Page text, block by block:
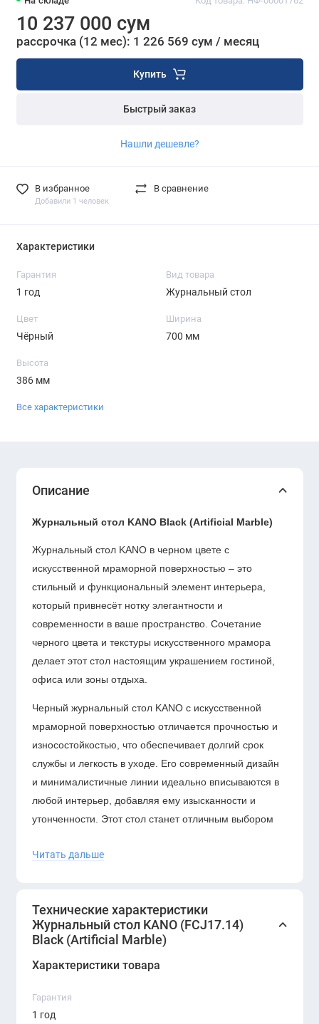
10 237 000 сум
рассрочка (12 мес): 1 226 569 сум / месяц
Купить
Быстрый заказ
Нашли дешевле?
В избранное
Добавили 1 человек
В сравнение
Характеристики
Гарантия
1 год
Вид товара
Журнальный стол
Цвет
Чёрный
Ширина
700 мм
Высота
386 мм
Все характеристики
Описание
Журнальный стол KANO Black (Artificial Marble)
Журнальный стол KANO в черном цвете с
искусственной мраморной поверхностью – это
стильный и функциональный элемент интерьера,
который привнесёт нотку элегантности и
современности в ваше пространство. Сочетание
черного цвета и текстуры искусственного мрамора
делает этот стол настоящим украшением гостиной,
офиса или зоны отдыха.
Черный журнальный стол KANO с искусственной
мраморной поверхностью отличается прочностью и
износостойкостью, что обеспечивает долгий срок
службы и легкость в уходе. Его современный дизайн
и минималистичные линии идеально вписываются в
любой интерьер, добавляя ему изысканности и
утонченности. Этот стол станет отличным выбором
Материал: искусственный мрамор (Artificial
Marble)
Прочный и устойчивый
Современный и минималистичный дизайн
Читать дальше
Технические характеристики
Журнальный стол KANO (FCJ17.14)
Black (Artificial Marble)
Характеристики товара
Гарантия
1 год